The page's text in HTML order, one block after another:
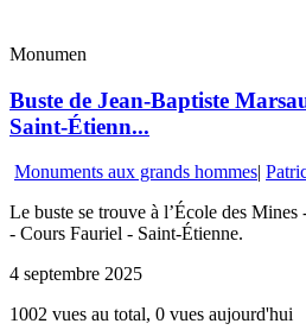
Monumen
Buste de Jean-Baptiste
Saint-Étienn...
Monuments aux grands hommes|
Le buste se trouve à l’École des
- Cours Fauriel - Saint-Étienne.
4 septembre 2025
1002 vues au total, 0 vues aujourd'hui